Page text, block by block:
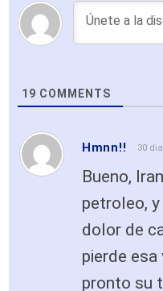
19 COMMENTS
Hmnn!! 30
Bueno,
petroleo,
dolor de
pierde
pronto su